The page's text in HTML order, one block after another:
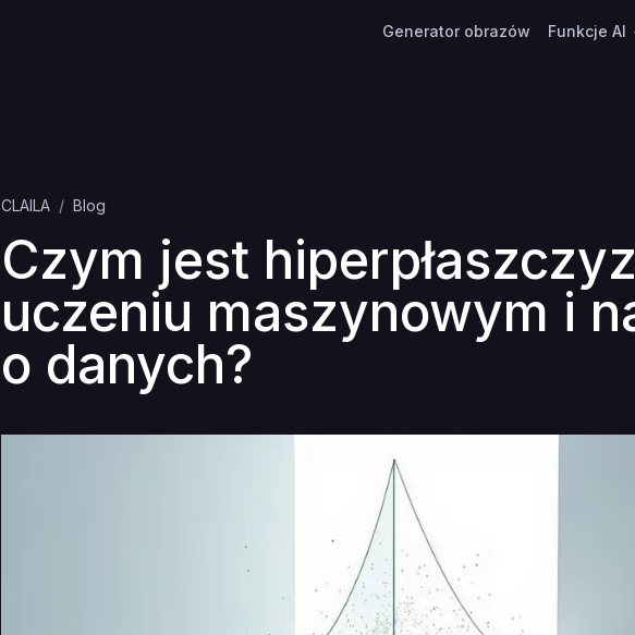
Generator obrazów Funkcje AI
CLAILA Blog
Czym jest
uczeniu maszynowym i
o danych?